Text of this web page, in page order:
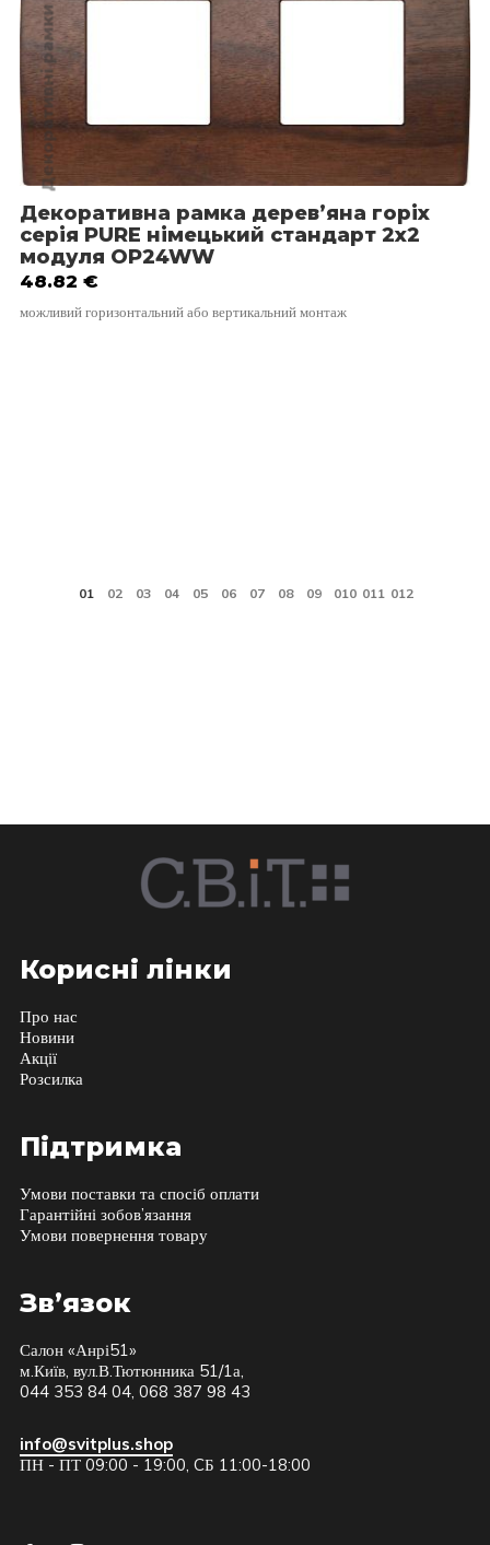
Декоративні рамки TEM
Декоративна рамка дерев’яна горіх
серія PURE німецький стандарт 2х2
модуля OP24WW
48.82 €
можливий горизонтальний або вертикальний монтаж
Корисні лінки
Про нас
Новини
Акції
Розсилка
Підтримка
Умови поставки та спосіб оплати
Гарантійні зобов’язання
Умови повернення товару
Зв’язок
Салон «Анрі51»
м.Київ, вул.В.Тютюнника 51/1а,
044 353 84 04, 068 387 98 43
info@svitplus.shop
ПН - ПТ 09:00 - 19:00, CБ 11:00-18:00